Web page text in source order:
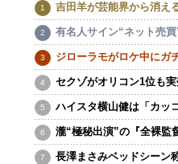
吉田羊が芸能界から消え
有名人サイン“ネット売買
ジローラモがロケ中にガ
セクゾがオリコン1位も
ハイスタ横山健は「カッ
瀧“極秘出演”の『全裸監
長澤まさみベッドシーン